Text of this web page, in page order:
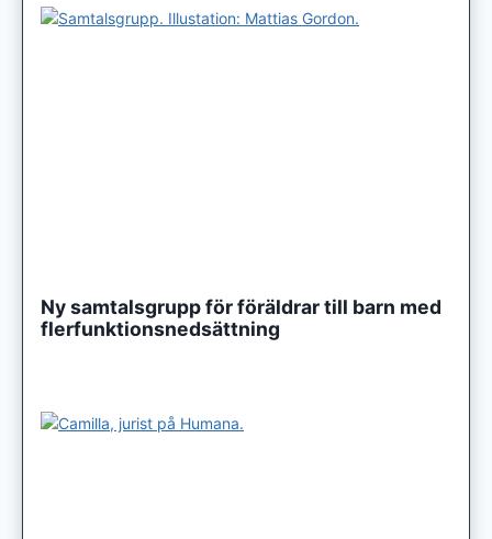
Ny samtalsgrupp för föräldrar till barn med
flerfunktionsnedsättning